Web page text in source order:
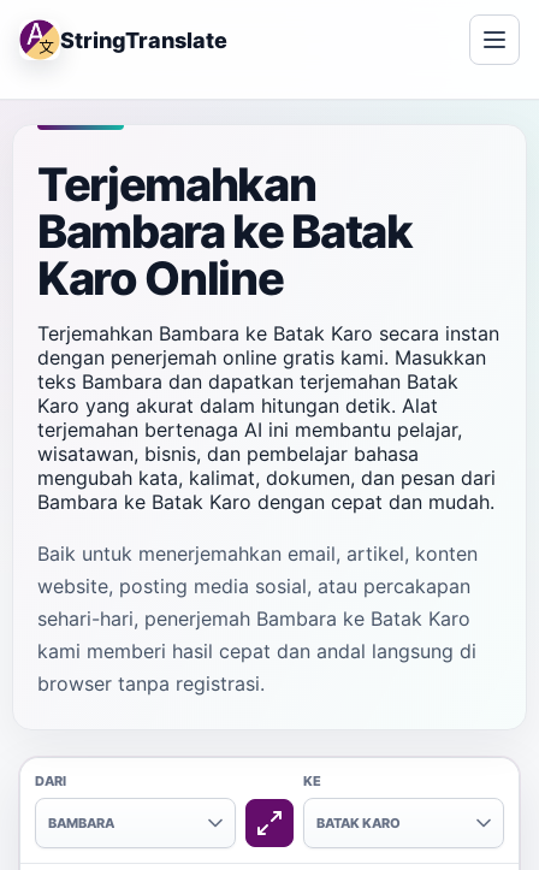
StringTranslate
Terjemahkan
Bambara ke Batak
Karo Online
Terjemahkan Bambara ke Batak Karo secara instan
dengan penerjemah online gratis kami. Masukkan
teks Bambara dan dapatkan terjemahan Batak
Karo yang akurat dalam hitungan detik. Alat
terjemahan bertenaga AI ini membantu pelajar,
wisatawan, bisnis, dan pembelajar bahasa
mengubah kata, kalimat, dokumen, dan pesan dari
Bambara ke Batak Karo dengan cepat dan mudah.
Baik untuk menerjemahkan email, artikel, konten
website, posting media sosial, atau percakapan
sehari-hari, penerjemah Bambara ke Batak Karo
kami memberi hasil cepat dan andal langsung di
browser tanpa registrasi.
DARI
BAMBARA
KE
BATAK KARO